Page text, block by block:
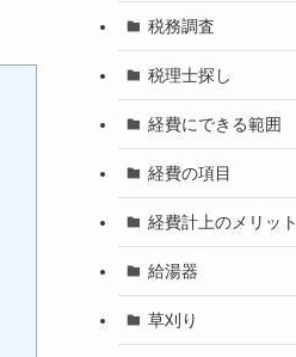
税務調査
税理士探し
経費にできる範囲
経費の項目
経費計上のメリット
給湯器
草刈り